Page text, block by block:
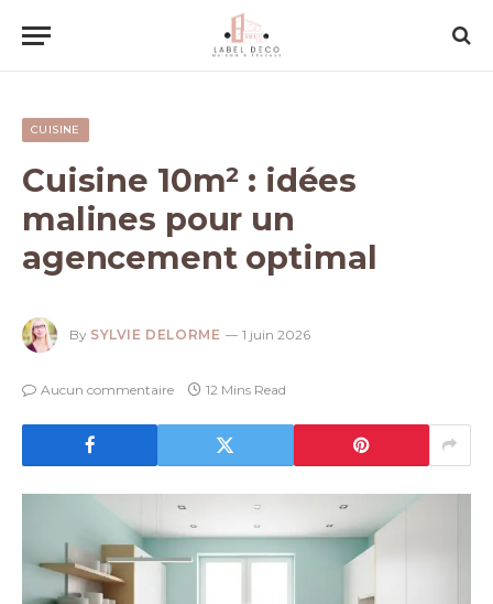
CUISINE
Cuisine 10m² : idées
malines pour un
agencement optimal
By SYLVIE DELORME 1 juin 2026
Aucun commentaire 12 Mins Read